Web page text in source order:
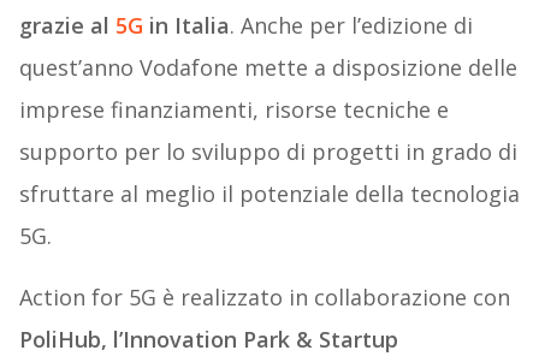
grazie al 5G in Italia. Anche per l’edizione di
quest’anno Vodafone mette a disposizione delle
imprese finanziamenti, risorse tecniche e
supporto per lo sviluppo di progetti in grado di
sfruttare al meglio il potenziale della tecnologia
5G.
Action for 5G è realizzato in collaborazione con
PoliHub, l’Innovation Park & Startup